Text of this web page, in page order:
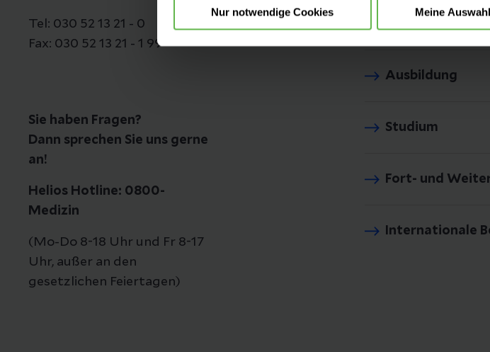
Nur notwendige Cookies Meine
Tel: 030 52 13 21 - 0
Fax: 030 52 13 21 - 1 99
Sie haben Fragen?
Dann sprechen Sie uns gerne
an!
Helios Hotline: 0800-
Medizin
(Mo-Do 8-18 Uhr und Fr 8-17
Uhr, außer an den
gesetzlichen Feiertagen)
Ausbildung
Studium
Fort- und
Internationale